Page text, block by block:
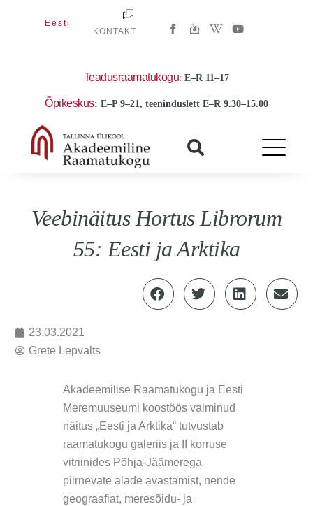
Eesti
KONTAKT
W
i
e
a
Y
o
Teadusraamatukogu:E–R 11–17
Õpikeskus: E–P 9–21, teeninduslett E–R 9.30–15.00
Veebinäitus Hortus Librorum
55: Eesti ja Arktika
23.03.2021
Grete Lepvalts
Akadeemilise Raamatukogu ja Eesti
Meremuuseumi koostöös valminud
näitus „Eesti ja Arktika“ tutvustab
raamatukogu galeriis ja II korruse
vitriinides Põhja-Jäämerega
piirnevate alade avastamist, nende
geograafiat, meresõidu- ja